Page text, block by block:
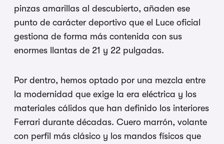
pinzas amarillas al descubierto, añaden ese
punto de carácter deportivo que el Luce oficial
gestiona de forma más contenida con sus
enormes llantas de 21 y 22 pulgadas.
Por dentro, hemos optado por una mezcla entre
la modernidad que exige la era eléctrica y los
materiales cálidos que han definido los interiores
Ferrari durante décadas. Cuero marrón, volante
con perfil más clásico y los mandos físicos que